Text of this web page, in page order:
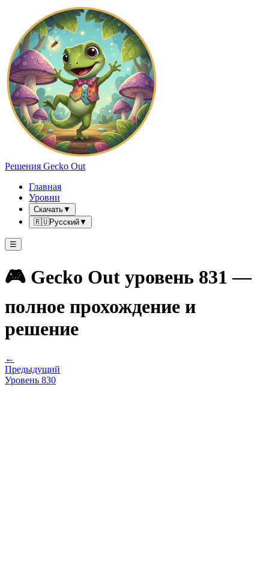
Решения Gecko Out
Главная
Уровни
Скачать▼
🇷🇺Русский▼
☰
🎮 Gecko Out уровень 831 —
полное прохождение и
решение
←
Предыдущий
Уровень 830